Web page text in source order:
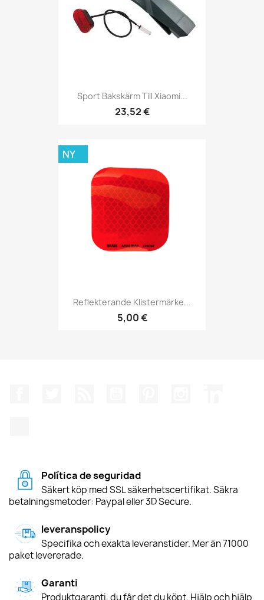
Sport Bakskärm Till Xiaomi...
23,52 €
Reflekterande Klistermärke...
5,00 €
NY
Política de seguridad
Säkert köp med SSL säkerhetscertifikat. Säkra
betalningsmetoder: Paypal eller 3D Secure.
leveranspolicy
Specifika och exakta leveranstider. Mer än 71000
paket levererade.
Garanti
Produktgaranti, du får det du köpt. Hjälp och hjälp